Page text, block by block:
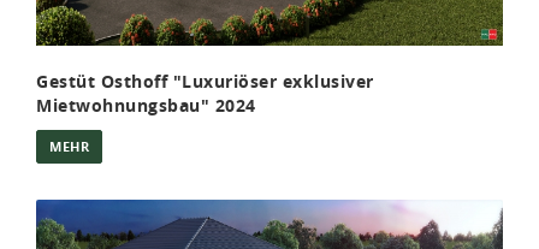
Gestüt Osthoff "Luxuriöser exklusiver
Mietwohnungsbau" 2024
MEHR